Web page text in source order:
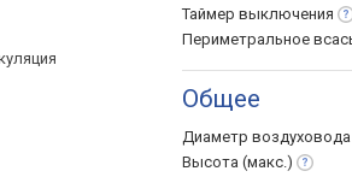
Таймер выключения
Периметральное
Общее
Диаметр воздуховода
Высота (макс.)